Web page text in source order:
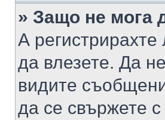
» Защо не мога
А
да влезете. Да
видите
да се свържете